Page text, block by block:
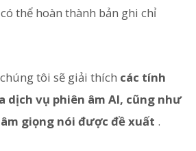
thể hoàn thành bản ghi chỉ
tôi sẽ giải thích các tính
dịch vụ phiên âm AI, cũng như
giọng nói được đề xuất .